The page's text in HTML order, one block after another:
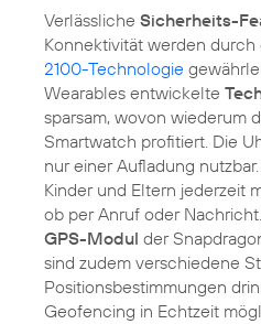
Verlässliche Sicherheits-
Konnektivität werden durch
2100-Technologie
Wearables entwickelte
sparsam, wovon wiederum
Smartwatch profitiert. Die
nur einer Aufladung
Kinder und Eltern jederzeit
ob per Anruf oder
GPS-Modul der
sind zudem verschiedene
Positionsbestimmungen
Geofencing in Echtzeit